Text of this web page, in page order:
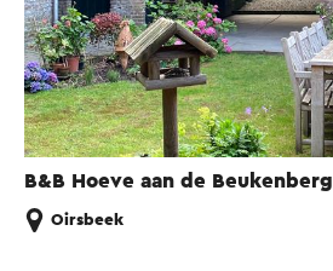
B&B Hoeve aan de Beukenberg
Oirsbeek